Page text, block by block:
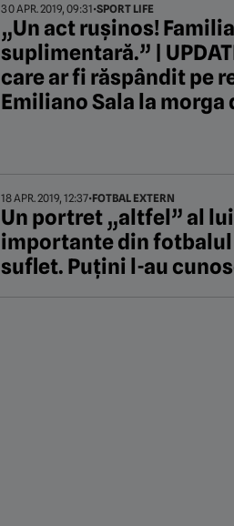
30 APR. 2019, 09:31•SPORT LIFE
„Un act rușinos!
suplimentară.” |
care ar fi răspândit pe
Emiliano Sala la morga
18 APR. 2019, 12:37•FOTBAL EXTERN
Un portret „altfel” al
importante din fotbalul
suflet. Puțini l-au